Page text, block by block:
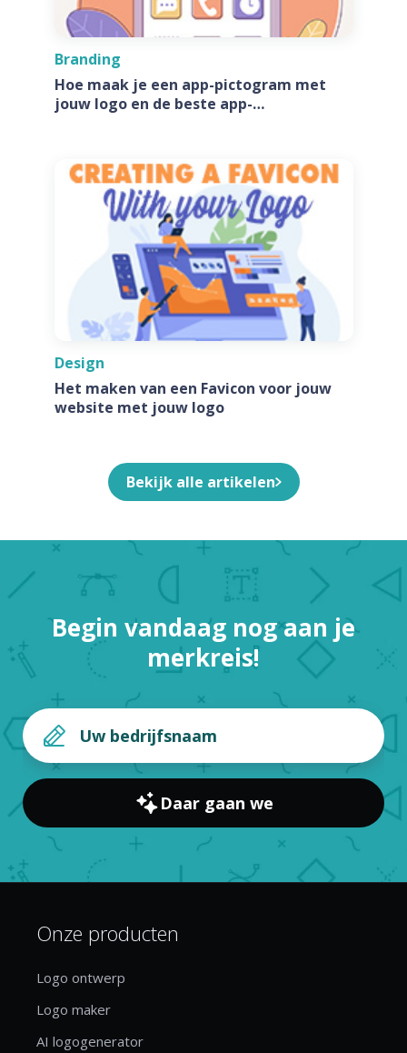
Branding
Hoe maak je een app-pictogram met
jouw logo en de beste app-
Design
Het maken van een Favicon voor jouw
website met jouw logo
Bekijk alle artikelen
Begin vandaag nog aan je
merkreis!
Daar gaan we
Onze producten
Logo ontwerp
Logo maker
AI logogenerator